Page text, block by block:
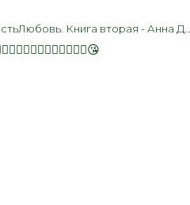
Книга вторая - Анна Джейн